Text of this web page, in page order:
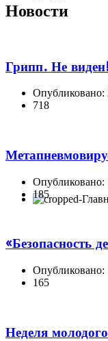
Новости
Грипп. Не
Опубликовано:
718
Опубликовано:
185
«Безопасность
Опубликовано:
165
Неделя